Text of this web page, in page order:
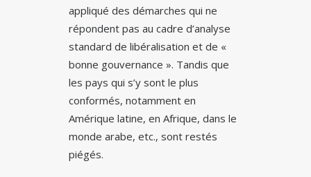
appliqué des démarches qui ne
répondent pas au cadre d’analyse
standard de libéralisation et de «
bonne gouvernance ». Tandis que
les pays qui s’y sont le plus
conformés, notamment en
Amérique latine, en Afrique, dans le
monde arabe, etc., sont restés
piégés.